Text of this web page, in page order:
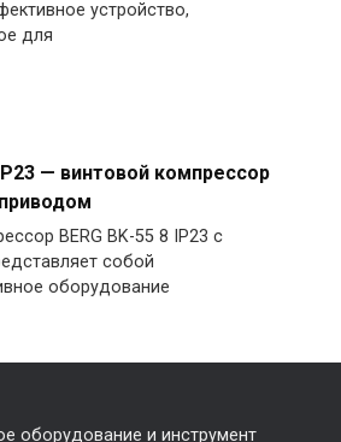
устройство,
для
IP23 — винтовой компрессор
BERG BK-55 8 IP23 с
собой
оборудование
оборудование и инструмент